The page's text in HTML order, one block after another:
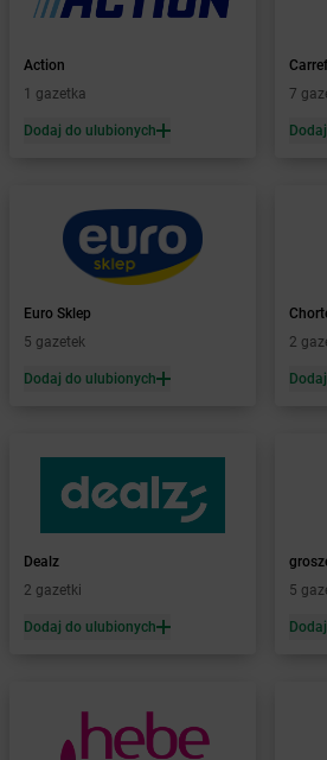
Żabka Barcin
Żabka
Żabka Barlinek
Żabka Barniewice
Baruchowo
Barwałd Średni
Barwice
Żabka Bełchatów
Bestwina
Żabka Bestwinka
Żabka Bezrzecze
Żabka
Żabka Biała
Żabka
Biała Druga
Białe Błota
Action
1 gazetka
Dodaj do ulubionych
7
Euro Sklep
5 gazetek
Dodaj do ulubionych
2
Dealz
2 gazetki
Dodaj do ulubionych
5